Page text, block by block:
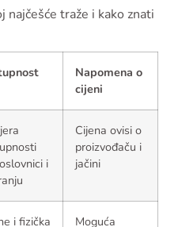
najčešće traže i kako znati
Napomena o
cijeni
i
Cijena ovisi o
proizvođaču i
jačini
i fizička
Moguća